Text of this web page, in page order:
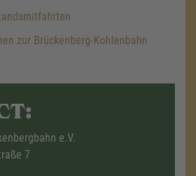
zur Brückenberg-Kohlenbahn
e.V.
7